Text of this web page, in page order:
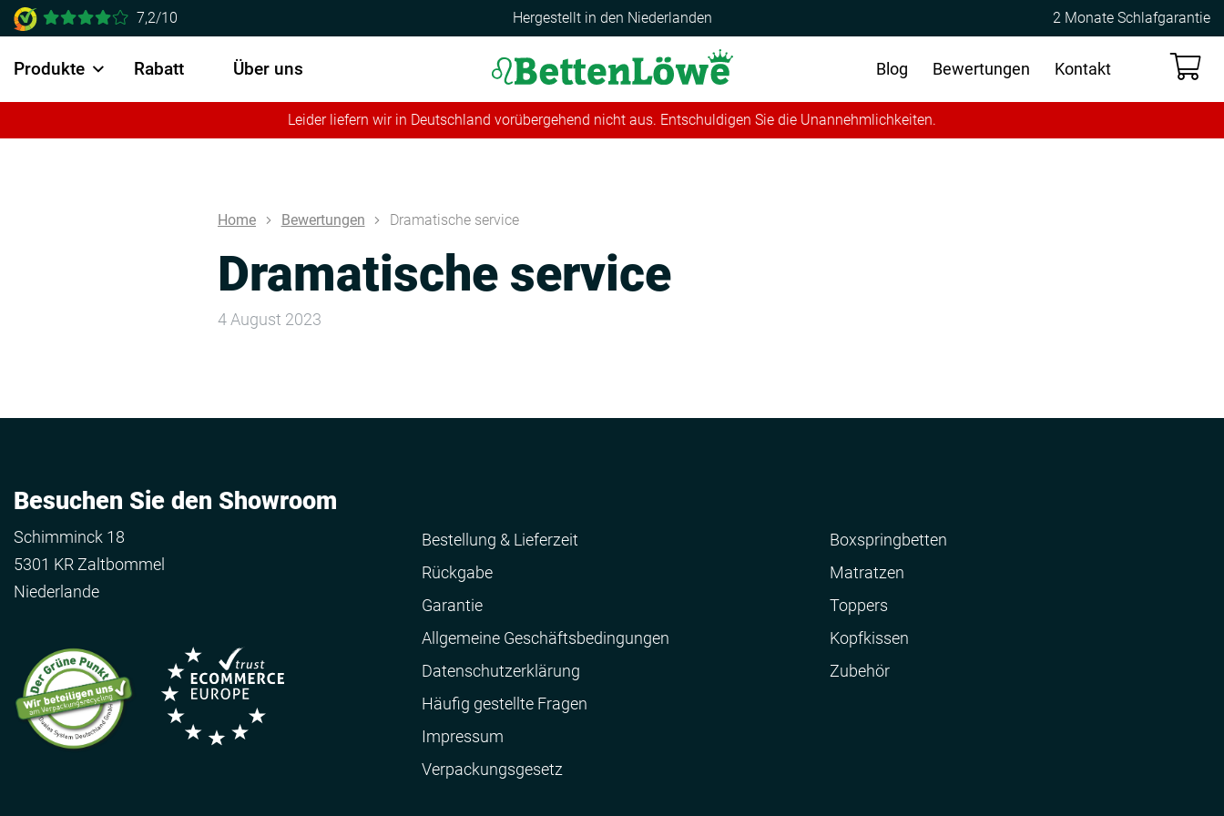
7,2/10 Hergestellt in den Niederlanden 2 Monate Schlafgarantie
Produkte Rabatt Über uns Kontakt
Bewertungen
Blog
Leider liefern wir in Deutschland vorübergehend nicht aus. Entschuldigen Sie die Unannehmlichkeiten.
Home Bewertungen Dramatische service
Dramatische service
4 August 2023
Besuchen Sie den Showroom
Schimminck 18
5301 KR Zaltbommel
Niederlande
Bestellung & Lieferzeit
Rückgabe
Garantie
Allgemeine Geschäftsbedingungen
Datenschutzerklärung
Häufig gestellte Fragen
Impressum
Verpackungsgesetz
Boxspringbetten
Matratzen
Toppers
Kopfkissen
Zubehör